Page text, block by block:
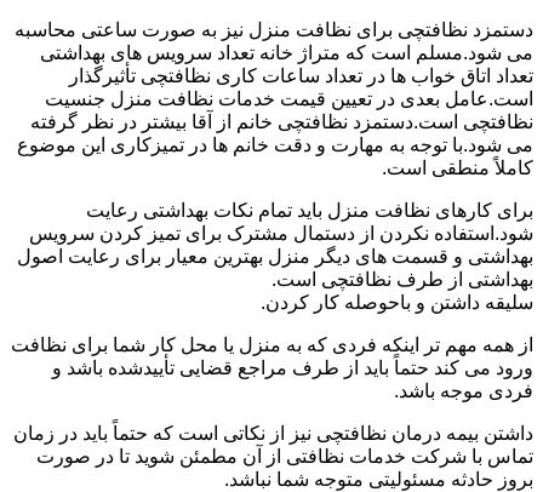
دستمزد نظافتچی برای نظافت منزل نیز به صورت ساعتی محاسبه
می شود.مسلم است که متراژ خانه تعداد سرویس های بهداشتی
تعداد اتاق خواب ها در تعداد ساعات کاری نظافتچی تأثیرگذار
است.عامل بعدی در تعیین قیمت خدمات نظافت منزل جنسیت
نظافتچی است.دستمزد نظافتچی خانم از آقا بیشتر در نظر گرفته
می شود.با توجه به مهارت و دقت خانم ها در تمیزکاری این موضوع
کاملاً منطقی است.
برای کارهای نظافت منزل باید تمام نکات بهداشتی رعایت
شود.استفاده نکردن از دستمال مشترک برای تمیز کردن سرویس
بهداشتی و قسمت های دیگر منزل بهترین معیار برای رعایت اصول
بهداشتی از طرف نظافتچی است.
سلیقه داشتن و باحوصله کار کردن.
از همه مهم تر اینکه فردی که به منزل یا محل کار شما برای نظافت
ورود می کند حتماً باید از طرف مراجع قضایی تأییدشده باشد و
فردی موجه باشد.
داشتن بیمه درمان نظافتچی نیز از نکاتی است که حتماً باید در زمان
تماس با شرکت خدمات نظافتی از آن مطمئن شوید تا در صورت
بروز حادثه مسئولیتی متوجه شما نباشد.